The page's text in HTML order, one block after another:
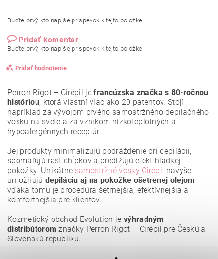
Buďte prvý, kto napíše príspevok k tejto položke.
Pridať komentár
Buďte prvý, kto napíše príspevok k tejto položke.
Pridať hodnotenie
Vložením hodnotenie súhlasíte spodmienkami ochrany
osobných údajov.
Perron Rigot – Cirépil jefrancúzska značka s 80-ročnou
históriou, ktorá vlastní viac ako 20 patentov. Stojí
napríklad za vývojom prvého samostržného depilačného
vosku na svete a za vznikom nízkoteplotných a
hypoalergénnych receptúr.
Jej produkty minimalizujú podráždenie pri depilácii,
spomaľujú rast chĺpkov a predlžujú efekt hladkej
pokožky. Unikátne samostržné vosky Cirépil navyše
umožňujú depiláciu aj na pokožke ošetrenej olejom –
vďaka tomu je procedúra šetrnejšia, efektívnejšia a
komfortnejšia pre klientov.
Kozmetický obchod Evolution je výhradným
distribútorom značky Perron Rigot – Cirépil pre Českú a
Slovenskú republiku.